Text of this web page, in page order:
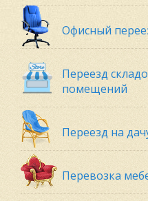
Офисный
Переезд
помещений
Переезд на
Перевозка